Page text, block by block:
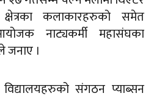
कलाकारहरुको समेत
नाट्यकर्मी महासंघका
जनाए ।
संगठन प्याब्सन